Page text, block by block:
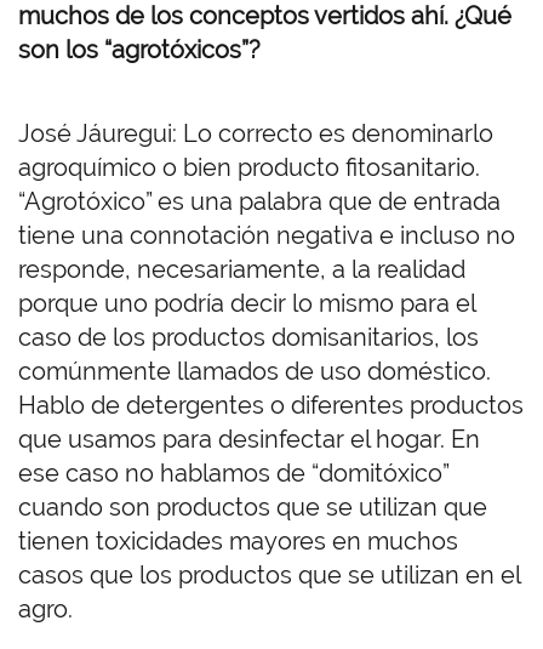
muchos de los conceptos vertidos ahí. ¿Qué
son los “agrotóxicos”?
José Jáuregui: Lo correcto es denominarlo
agroquímico o bien producto fitosanitario.
“Agrotóxico” es una palabra que de entrada
tiene una connotación negativa e incluso no
responde, necesariamente, a la realidad
porque uno podría decir lo mismo para el
caso de los productos domisanitarios, los
comúnmente llamados de uso doméstico.
Hablo de detergentes o diferentes productos
que usamos para desinfectar el hogar. En
ese caso no hablamos de “domitóxico”
cuando son productos que se utilizan que
tienen toxicidades mayores en muchos
casos que los productos que se utilizan en el
agro.